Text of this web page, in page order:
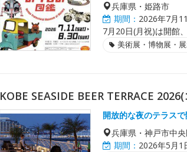
兵庫県・姫路市
期間： 2026年7月
7月20日(月祝)は開館
美術展・博物展・
KOBE SEASIDE BEER TERRACE
開放的な夜のテラス
兵庫県・神戸市中
期間： 2026年5月1